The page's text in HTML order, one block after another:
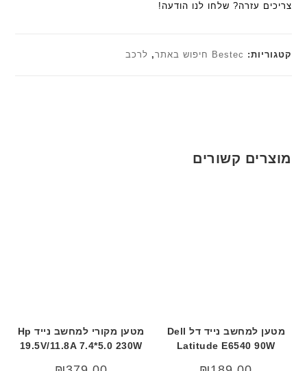
צריכים עזרה? שלחו לנו הודעה!
קטגוריות: Bestec חיפוש באתר , לרכב
מוצרים קשורים
מטען למחשב נייד דל Dell
Latitude E6540 90W
מטען מקורי למחשב נייד Hp
19.5V/11.8A 7.4*5.0 230W